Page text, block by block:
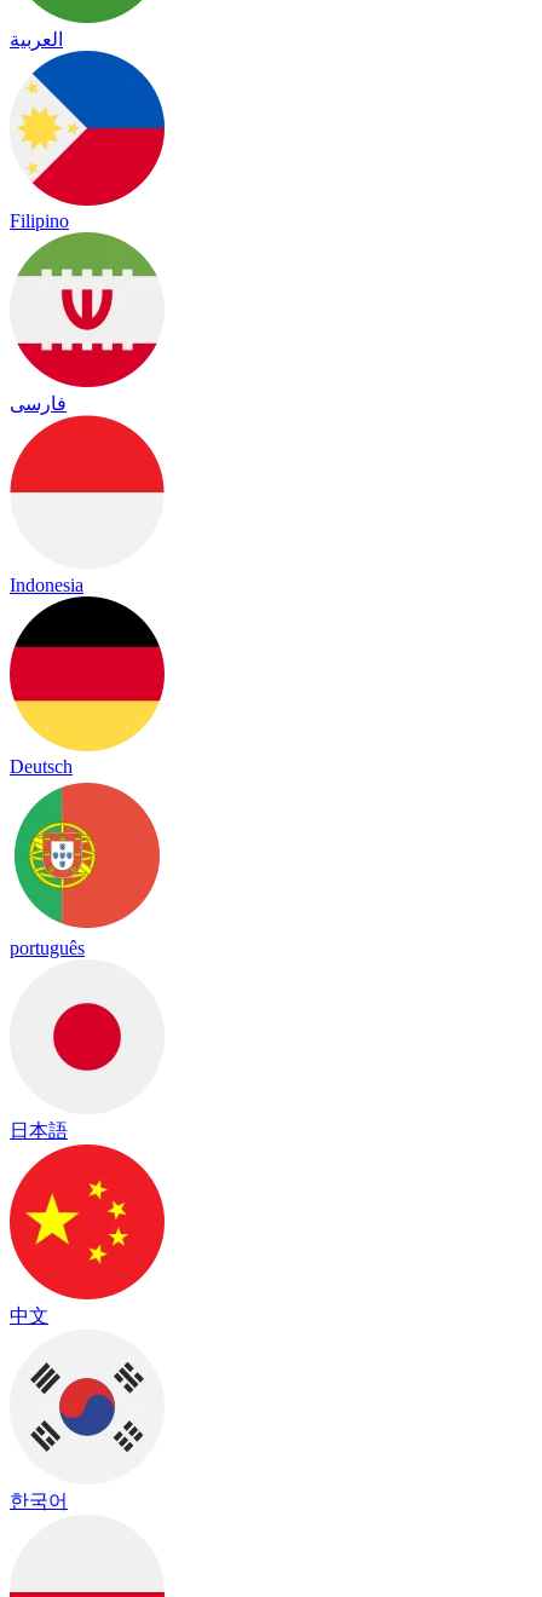
العربية
Filipino
فارسی
Indonesia
Deutsch
português
日本語
中文
한국어